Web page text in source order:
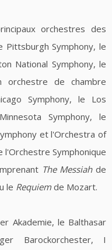
orchestres des
Pittsburgh Symphony, le
National Symphony, le
orchestre de chambre
Symphony, le Los
Symphony, le
et l'Orchestra of
l'Orchestre Symphonique
The Messiahde
le Requiem de Mozart.
Akademie, le Balthasar
Barockorchester, I